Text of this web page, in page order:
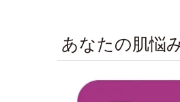
あなたの肌悩